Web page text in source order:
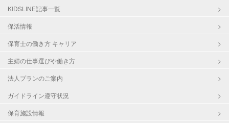
KIDSLINE記事一覧
保活情報
保育士の働き方 キャリア
主婦の仕事選びや働き方
法人プランのご案内
ガイドライン遵守状況
保育施設情報